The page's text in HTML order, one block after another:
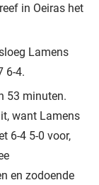
in Oeiras het
Lamens
6-4.
53 minuten.
want Lamens
6-4 5-0 voor,
en zodoende